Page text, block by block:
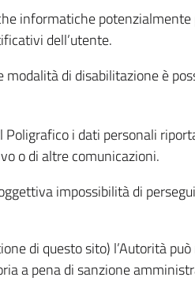
informatiche
dell’utente.
di disabilitazione è
i dati personali
o di altre comunicazioni.
impossibilità di
di questo sito) l’Autorità
a pena di sanzione